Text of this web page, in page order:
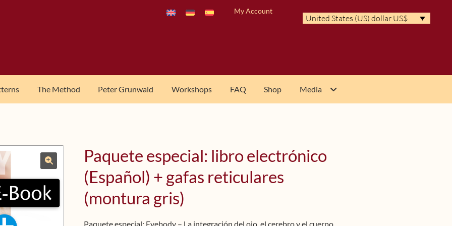
United States (US) dollar US$
My Account
The Method Peter Grunwald Workshops FAQ Shop Media
Paquete especial: libro electrónico
(Español) + gafas reticulares
(montura gris)
Paquete especial: Eyebody – La integración del ojo, el cerebro y el cuerpo